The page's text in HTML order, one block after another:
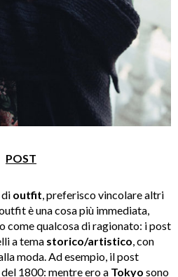
POST
outfit, preferisco vincolare altri
è una cosa più immediata,
come qualcosa di ragionato: i post
a tema storico/artistico, con
moda. Ad esempio, il post
1800: mentre ero a Tokyo sono